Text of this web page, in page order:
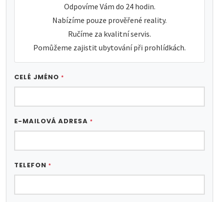
Odpovíme Vám do 24 hodin.
Nabízíme pouze prověřené reality.
Ručíme za kvalitní servis.
Pomůžeme zajistit ubytování při prohlídkách.
CELÉ JMÉNO *
E-MAILOVÁ ADRESA *
TELEFON *